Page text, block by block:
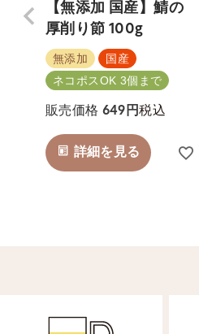
【無添加 国産】鯖の
厚削り節 100g
無添加
国産
ネコポスOK 3個まで
販売価格 649 税込
詳細を見る